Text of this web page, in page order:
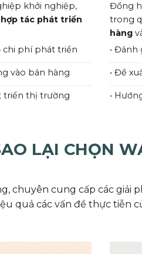
khởi nghiệp,
hợp tác phát triển
chi phí phát triển
vào bán hàng
triển thị trường
Đồng
trong
hàng
• Đánh
• Đề
•
LẠI CHỌN
chuyên cung cấp các
quả các vấn đề thực tiễn